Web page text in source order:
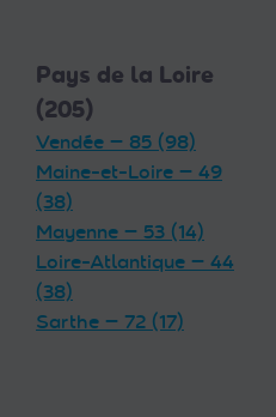
Pays de la Loire
(205)
Vendée — 85 (98)
Maine-et-Loire — 49
(38)
Mayenne — 53 (14)
Loire-Atlantique — 44
(38)
Sarthe — 72 (17)